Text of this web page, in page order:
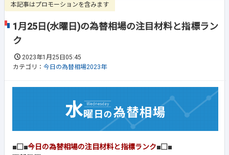
本記事はプロモーションを含みます
1月25日(水曜日)の為替相場の注目材料と指標ラン
ク
2023年1月25日05:45
カテゴリ： 今日の為替相場2023年
■□■今日の為替相場の注目材料と指標ランク■□■